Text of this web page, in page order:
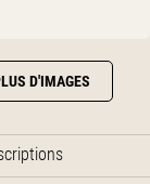
D'IMAGES